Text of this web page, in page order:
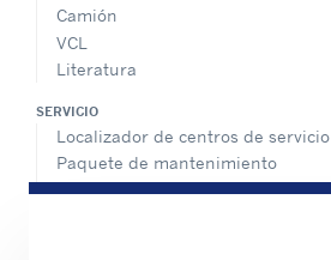
Camión
VCL
Literatura
SERVICIO
Localizador de centros de servicio
Paquete de mantenimiento
Asistencia 24/7